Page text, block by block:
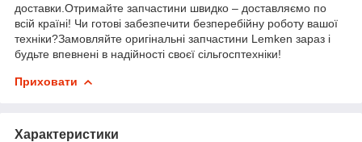
доставки.Отримайте запчастини швидко – доставляємо по
всій країні! Чи готові забезпечити безперебійну роботу вашої
техніки?Замовляйте оригінальні запчастини Lemken зараз і
будьте впевнені в надійності своєї сільгосптехніки!
Приховати
Характеристики